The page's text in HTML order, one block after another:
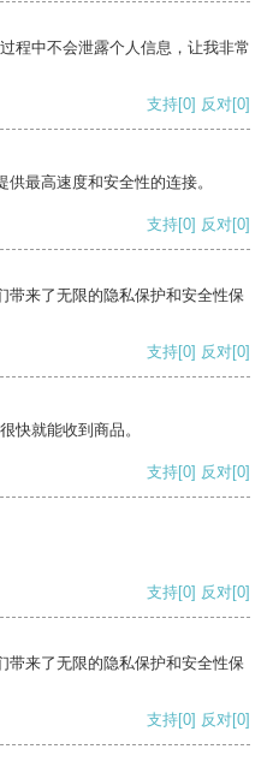
程中不会泄露个人信息，让我非常
支持[0] 反对[0]
最高速度和安全性的连接。
支持[0] 反对[0]
带来了无限的隐私保护和安全性保
支持[0] 反对[0]
快就能收到商品。
支持[0] 反对[0]
支持[0] 反对[0]
带来了无限的隐私保护和安全性保
支持[0] 反对[0]